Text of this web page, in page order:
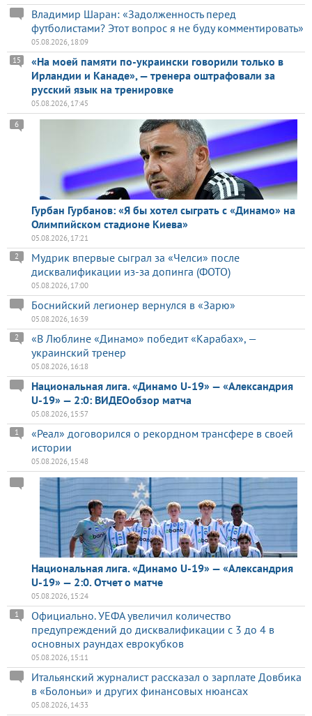
Владимир Шаран: «Задолженность перед
футболистами? Этот вопрос я не буду комментировать»
05.08.2026, 18:09
«На моей памяти по-украински говорили только в
Ирландии и Канаде», — тренера оштрафовали за
русский язык на тренировке
15
05.08.2026, 17:45
Гурбан Гурбанов: «Я бы хотел сыграть с «Динамо» на
Олимпийском стадионе Киева»
6
05.08.2026, 17:21
Мудрик впервые сыграл за «Челси» после
дисквалификации из-за допинга (ФОТО)
2
05.08.2026, 17:00
Боснийский легионер вернулся в «Зарю»
05.08.2026, 16:39
«В Люблине «Динамо» победит «Карабах», —
украинский тренер
2
05.08.2026, 16:18
Национальная лига. «Динамо U-19» — «Александрия
U-19» — 2:0: ВИДЕОобзор матча
05.08.2026, 15:57
«Реал» договорился о рекордном трансфере в своей
истории
1
05.08.2026, 15:48
Национальная лига. «Динамо U-19» — «Александрия
U-19» — 2:0. Отчет о матче
05.08.2026, 15:24
Официально. УЕФА увеличил количество
предупреждений до дисквалификации с 3 до 4 в
основных раундах еврокубков
1
05.08.2026, 15:11
Итальянский журналист рассказал о зарплате Довбика
в «Болоньи» и других финансовых нюансах
05.08.2026, 14:33